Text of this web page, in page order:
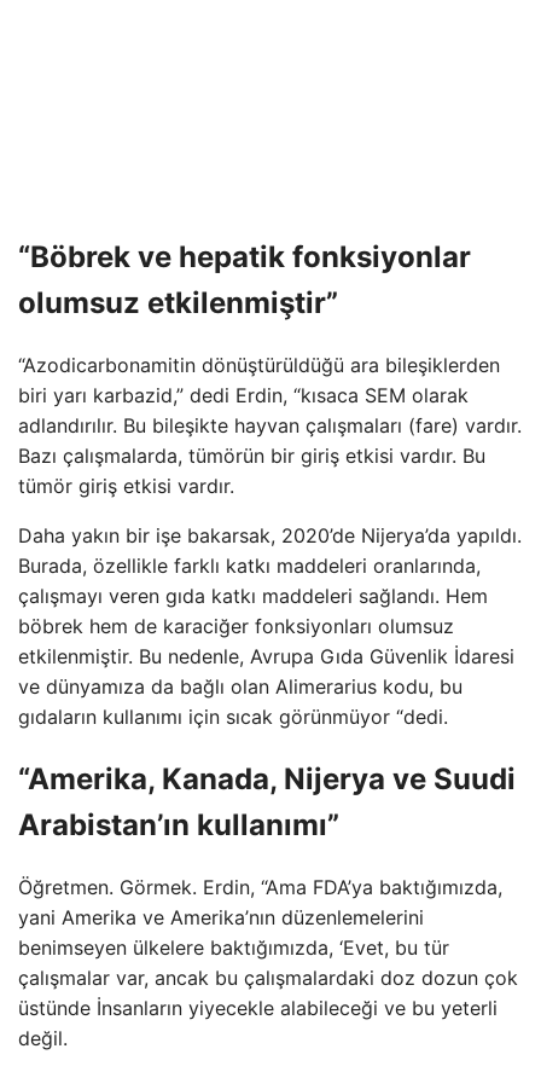
“Böbrek ve hepatik fonksiyonlar
olumsuz etkilenmiştir”
“Azodicarbonamitin dönüştürüldüğü ara bileşiklerden
biri yarı karbazid,” dedi Erdin, “kısaca SEM olarak
adlandırılır. Bu bileşikte hayvan çalışmaları (fare) vardır.
Bazı çalışmalarda, tümörün bir giriş etkisi vardır. Bu
tümör giriş etkisi vardır.
Daha yakın bir işe bakarsak, 2020’de Nijerya’da yapıldı.
Burada, özellikle farklı katkı maddeleri oranlarında,
çalışmayı veren gıda katkı maddeleri sağlandı. Hem
böbrek hem de karaciğer fonksiyonları olumsuz
etkilenmiştir. Bu nedenle, Avrupa Gıda Güvenlik İdaresi
ve dünyamıza da bağlı olan Alimerarius kodu, bu
gıdaların kullanımı için sıcak görünmüyor “dedi.
“Amerika, Kanada, Nijerya ve Suudi
Arabistan’ın kullanımı”
Öğretmen. Görmek. Erdin, “Ama FDA’ya baktığımızda,
yani Amerika ve Amerika’nın düzenlemelerini
benimseyen ülkelere baktığımızda, ‘Evet, bu tür
çalışmalar var, ancak bu çalışmalardaki doz dozun çok
üstünde İnsanların yiyecekle alabileceği ve bu yeterli
değil.